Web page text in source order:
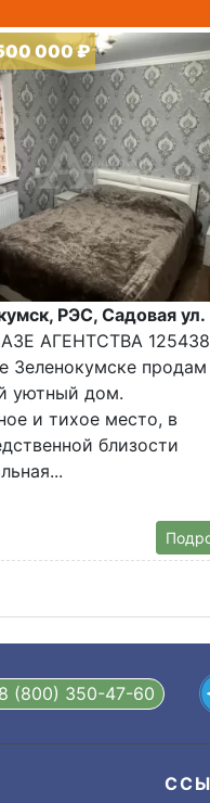
000 ₽
РЭС, Садовая ул.
АГЕНТСТВА 125438
Зеленокумске продам
уютный дом.
и тихое место, в
близости
8 (800) 350-47-60